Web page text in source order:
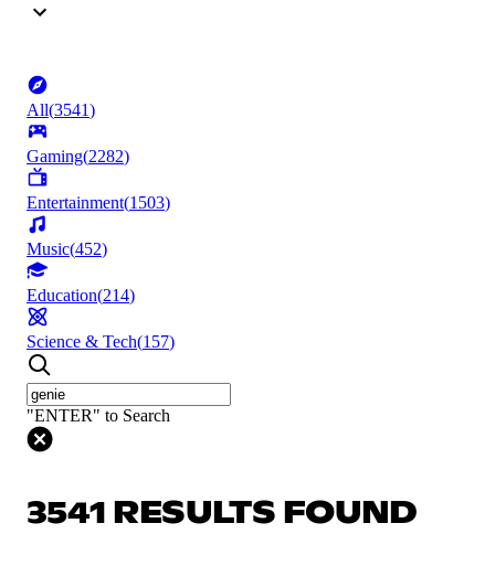
All(3541)
Gaming(2282)
Entertainment(1503)
Music(452)
Education(214)
Science & Tech(157)
"ENTER" to Search
3541 RESULTS FOUND